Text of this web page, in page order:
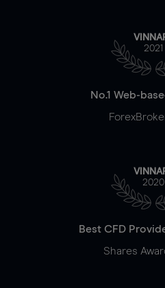
2021
No.1 Web-
2020
Best CFD
Shares